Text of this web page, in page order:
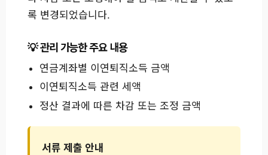
록 변경되었습니다.
관리 가능한 주요 내용
연금계좌별 이연퇴직소득 금액
이연퇴직소득 관련 세액
정산 결과에 따른 차감 또는 조정 금액
서류 제출 안내